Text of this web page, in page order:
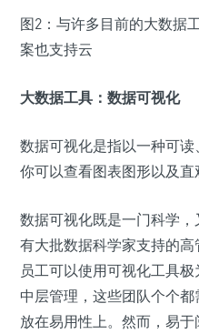
图2：与许多目前的大数据
案也支持云
大数据工具：数据可视化
数据可视化是指以一种可读
你可以查看图表图形以及直
数据可视化既是一门科学
有大批数据科学家支持的
员工可以使用可视化工具
中层管理，这些团队个个
放在易用性上。然而，易